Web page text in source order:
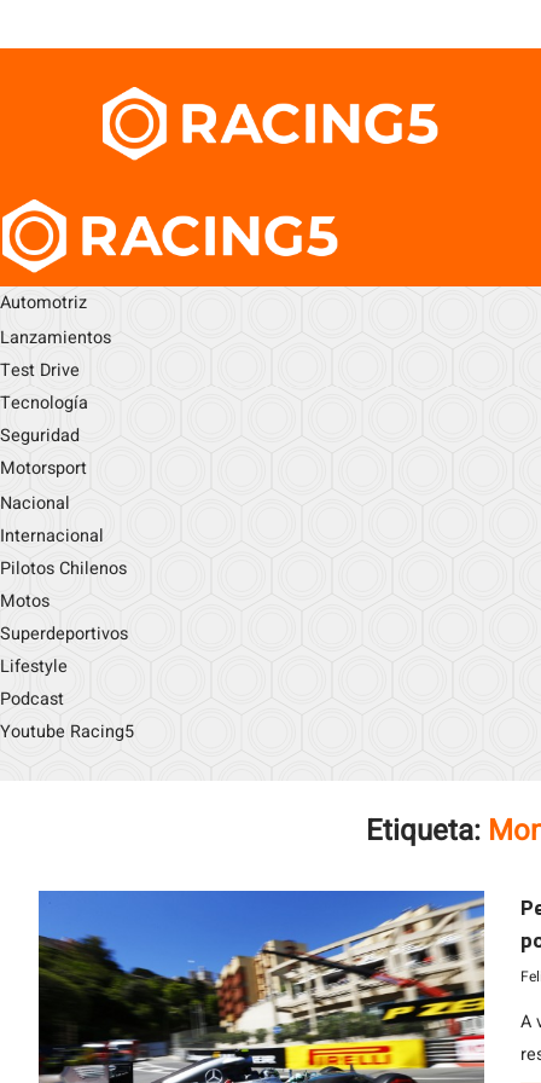
Automotriz
Lanzamientos
Test Drive
Tecnología
Seguridad
Motorsport
Nacional
Internacional
Pilotos Chilenos
Motos
Superdeportivos
Lifestyle
Podcast
Youtube Racing5
Etiqueta:
A